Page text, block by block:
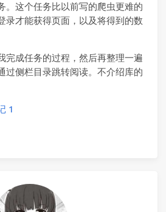
。这个任务比以前写的爬虫更难的
录才能获得页面，以及将得到的数
完成任务的过程，然后再整理一遍
过侧栏目录跳转阅读。不介绍库的
1